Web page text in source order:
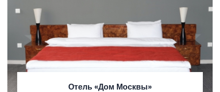
Отель «Дом Москвы»